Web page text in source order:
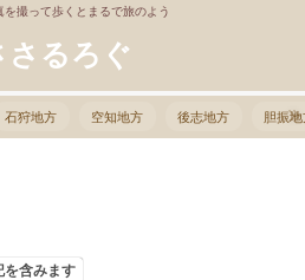
撮って歩くとまるで旅のよう
さるろぐ
石狩地方 空知地方 後志地方 胆振
を含みます